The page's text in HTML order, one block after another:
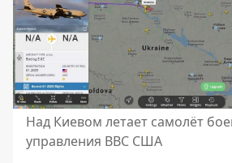
Над Киевом летает самолёт
управления ВВС США